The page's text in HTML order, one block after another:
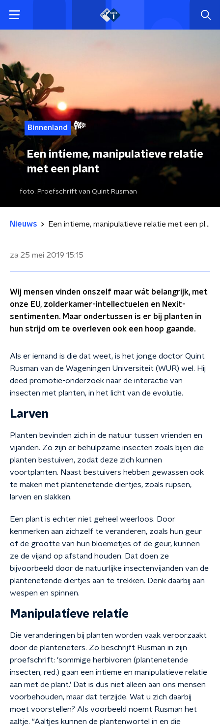
Binnenland
Een intieme, manipulatieve relatie
met een plant
foto: Proefschrift van Quint Rusman
Nieuws Een intieme, manipulatieve relatie met een plant
za 25 mei 2019 15:15
Wij mensen vinden onszelf maar wát belangrijk, met
onze EU, zolderkamer-intellectuelen en Nexit-
sentimenten. Maar ondertussen is er bij planten in
hun strijd om te overleven ook een hoop gaande.
Als er iemand is die dat weet, is het jonge doctor Quint
Rusman van de Wageningen Universiteit (WUR) wel. Hij
deed promotie-onderzoek naar de interactie van
insecten met planten, in het licht van de evolutie.
Larven
Planten bevinden zich in de natuur tussen vrienden en
vijanden. Zo zijn er behulpzame insecten zoals bijen die
planten bestuiven, zodat deze zich kunnen
voortplanten. Naast bestuivers hebben gewassen ook
te maken met plantenetende diertjes, zoals rupsen,
larven en slakken.
Een plant is echter niet geheel weerloos. Door
kenmerken aan zichzelf te veranderen, zoals hun geur
of de grootte van hun bloemetjes of de geur, kunnen
ze de vijand op afstand houden. Dat doen ze
bijvoorbeeld door de natuurlijke insectenvijanden van de
plantenetende diertjes aan te trekken. Denk daarbij aan
wespen en spinnen.
Manipulatieve relatie
Die veranderingen bij planten worden vaak veroorzaakt
door de planteneters. Zo beschrijft Rusman in zijn
proefschrift: 'sommige herbivoren (plantenetende
insecten, red.) gaan een intieme en manipulatieve relatie
aan met de plant.' Dat is dus niet alleen aan ons mensen
voorbehouden, maar dat terzijde. Wat u zich daarbij
moet voorstellen? Als voorbeeld noemt Rusman het
aaltje. "Aaltjes kunnen de plantenwortel in en die